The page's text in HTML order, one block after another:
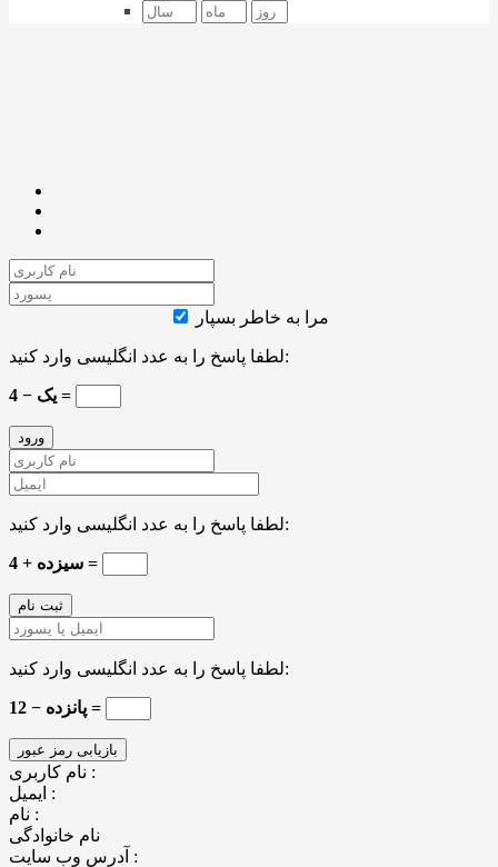
مرا به خاطر بسپار
لطفا پاسخ را به عدد انگلیسی وارد کنید:
4 − یک =
لطفا پاسخ را به عدد انگلیسی وارد کنید:
سیزده + 4 =
لطفا پاسخ را به عدد انگلیسی وارد کنید:
پانزده − 12 =
نام کاربری :
ایمیل :
نام :
نام خانوادگی
آدرس وب سایت :